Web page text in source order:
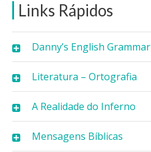
Links Rápidos
Danny’s English Grammar
Literatura – Ortografia
A Realidade do Inferno
Mensagens Bíblicas